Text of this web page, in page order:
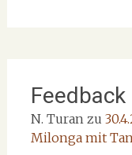
Feedback
N. Turan zu
Milonga mit